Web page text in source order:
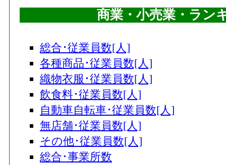
商業・小売業・ラン
総合･従業員数[人]
各種商品･従業員数[人]
織物衣服･従業員数[人]
飲食料･従業員数[人]
自動車自転車･従業員数[人]
無店舗･従業員数[人]
その他･従業員数[人]
総合･事業所数